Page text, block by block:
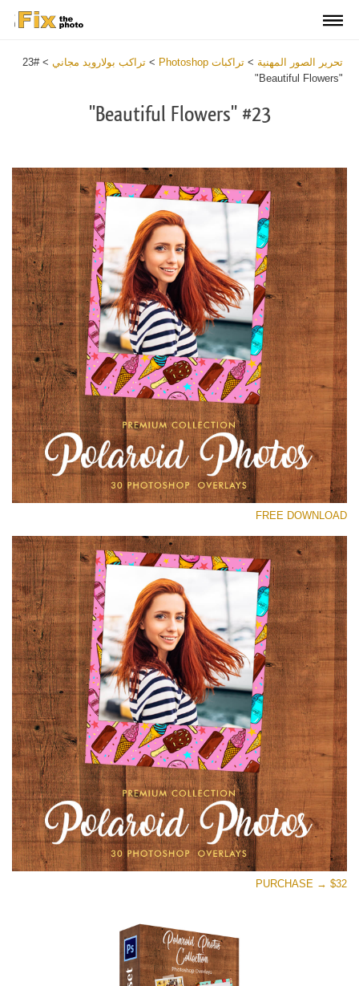
تحرير الصور المهنية > تراكبات Photoshop > تراكب بولارويد مجاني >
#23
"Beautiful Flowers"
#23 "Beautiful Flowers"
رجاء اختر
Free Polaroid Overlay #23
Small 800*1027px
Polaroid Photos
(30 Overlays)
Light Sparkling
(740 Overlays)
Large 6000*4000px
Entire Collection
Large 6000*4000px
تنزيل مجاني
Download
Free
FREE DOWNLOAD
PURCHASE → $32